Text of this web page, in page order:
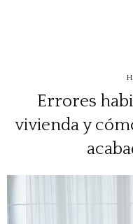
Errores
vivienda y